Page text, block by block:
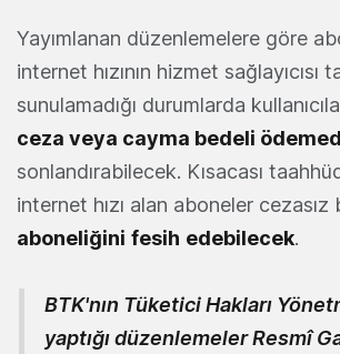
Yayımlanan düzenlemelere göre
internet hızının hizmet sağlayıcısı
sunulamadığı durumlarda
ceza veya cayma bedeli
sonlandırabilecek. Kısacası
internet hızı alan aboneler cezasız
aboneliğini fesih edebilecek.
BTK'nın Tüketici Hakları
yaptığı düzenlemeler Resmî